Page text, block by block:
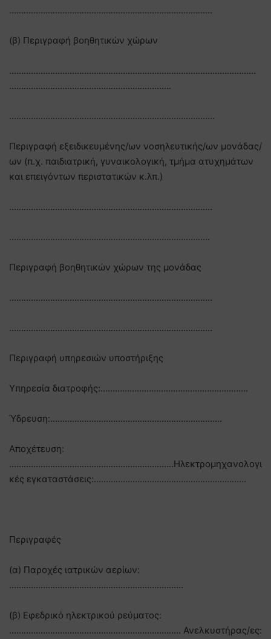
…………………………………………………………………………
(β) Περιγραφή βοηθητικών χώρων
…………………………………………………………………………………………
………………………………………………………….
………………………………………………………………………….
Περιγραφή εξειδικευμένης/ων νοσηλευτικής/ων μονάδας/
ων (π.χ. παιδιατρική, γυναικολογική, τμήμα ατυχημάτων
και επειγόντων περιστατικών κ.λπ.)
…………………………………………………………………………
………………………………………………………………………..
Περιγραφή βοηθητικών χώρων της μονάδας
…………………………………………………………………………
…………………………………………………………………………
Περιγραφή υπηρεσιών υποστήριξης
Υπηρεσία διατροφής:…………………………………………………….
Ύδρευση:……………………………………………………………..
Αποχέτευση:
…………………………………………………………..Ηλεκτρομηχανολογι
κές εγκαταστάσεις:………………………………………………………
Περιγραφές
(α) Παροχές ιατρικών αερίων:
………………………………………………………………
(β) Εφεδρικό ηλεκτρικού ρεύματος:
…………………………………………………………….. Ανελκυστήρας/ες: